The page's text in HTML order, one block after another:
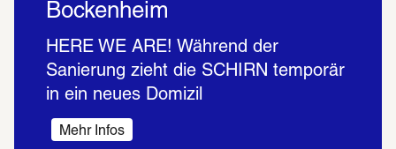
Bockenheim
HERE WE ARE! Während der
Sanierung zieht die SCHIRN temporär
in ein neues Domizil
Mehr Infos